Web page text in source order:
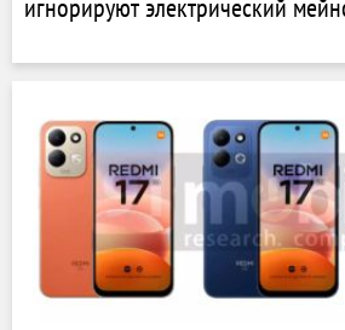
игнорируют электрический